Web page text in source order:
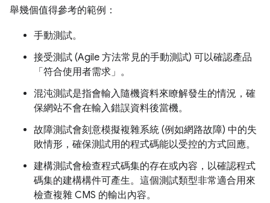
舉幾個值得參考的範例：
手動測試。
接受測試 (Agile 方法常見的手動測試) 可以確認產品
「符合使用者需求」。
混沌測試是指會輸入隨機資料來瞭解發生的情況，確
保網站不會在輸入錯誤資料後當機。
故障測試會刻意模擬複雜系統 (例如網路故障) 中的失
敗情形，確保測試用的程式碼能以受控的方式回應。
建構測試會檢查程式碼集的存在或內容，以確認程式
碼集的建構構件可產生。這個測試類型非常適合用來
檢查複雜 CMS 的輸出內容。